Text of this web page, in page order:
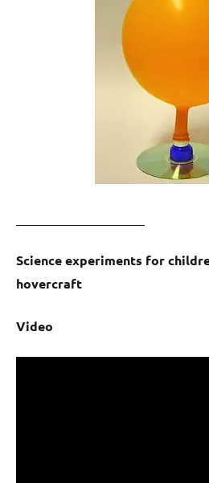
Science experiments for
hovercraft
Video